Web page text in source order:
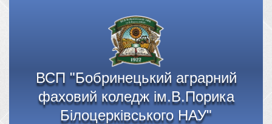
ВСП "Бобринецький аграрний
фаховий коледж ім.В.Порика
Білоцерківського НАУ"